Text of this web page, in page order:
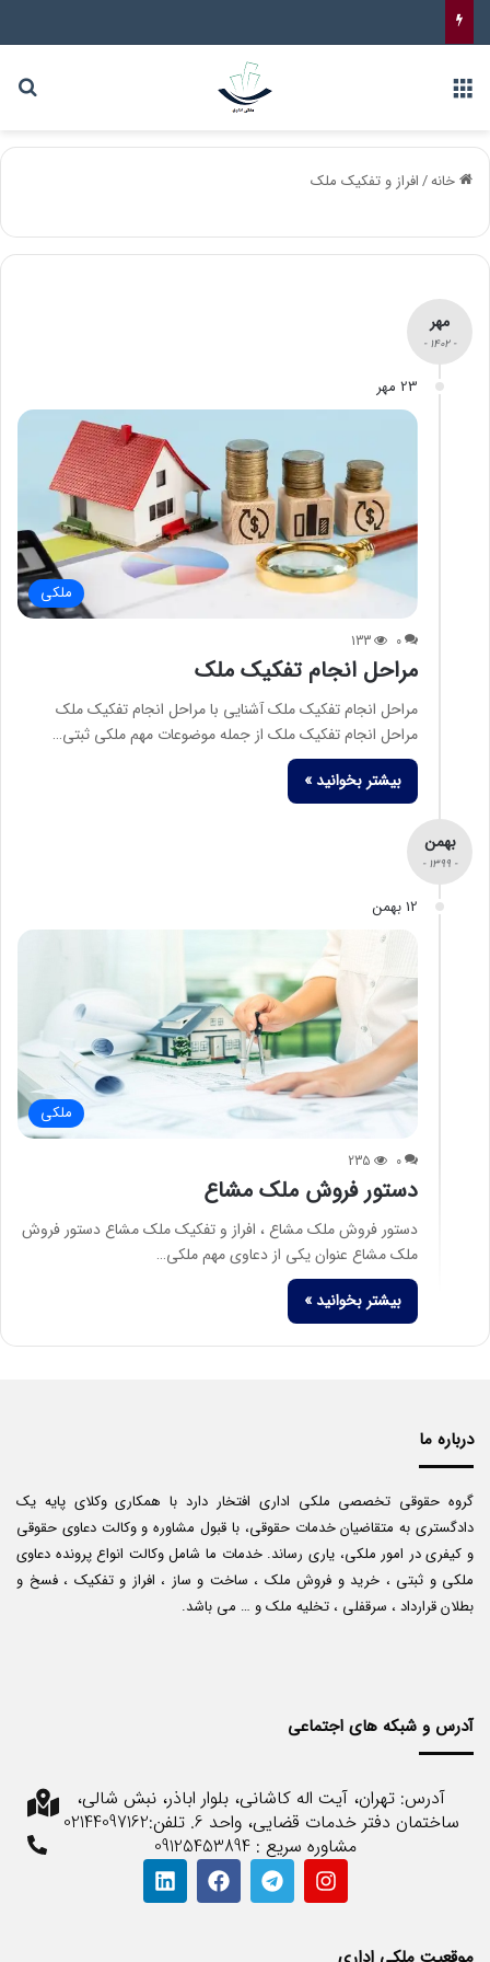
خانه/افراز و تفکیک ملک
مهر
- 1402 -
23 مهر
ملکی
0
133
مراحل انجام تفکیک ملک
مراحل انجام تفکیک ملک آشنایی با مراحل انجام تفکیک ملک
مراحل انجام تفکیک ملک از جمله موضوعات مهم ملکی ثبتی…
بیشتر بخوانید »
بهمن
- 1399 -
12 بهمن
ملکی
0
235
دستور فروش ملک مشاع
دستور فروش ملک مشاع ، افراز و تفکیک ملک مشاع دستور فروش
ملک مشاع عنوان یکی از دعاوی مهم ملکی…
بیشتر بخوانید »
درباره ما
گروه حقوقی تخصصی ملکی اداری افتخار دارد با همکاری وکلای پایه یک
دادگستری به متقاضیان خدمات حقوقی، با قبول مشاوره و وکالت دعاوی حقوقی
و کیفری در امور ملکی، یاری رساند. خدمات ما شامل وکالت انواع پرونده دعاوی
ملکی و ثبتی ، خرید و فروش ملک ، ساخت و ساز ، افراز و تفکیک ، فسخ و
بطلان قرارداد ، سرقفلی ، تخلیه ملک و … می باشد.
آدرس و شبکه های اجتماعی
آدرس: تهران، آیت اله کاشانی، بلوار اباذر، نبش شالی،
ساختمان دفتر خدمات قضایی، واحد 6. تلفن:02144097162
مشاوره سریع : 09125453894